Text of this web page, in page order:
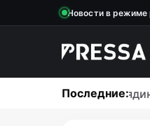
Новости в режиме
Последние:
говядины в